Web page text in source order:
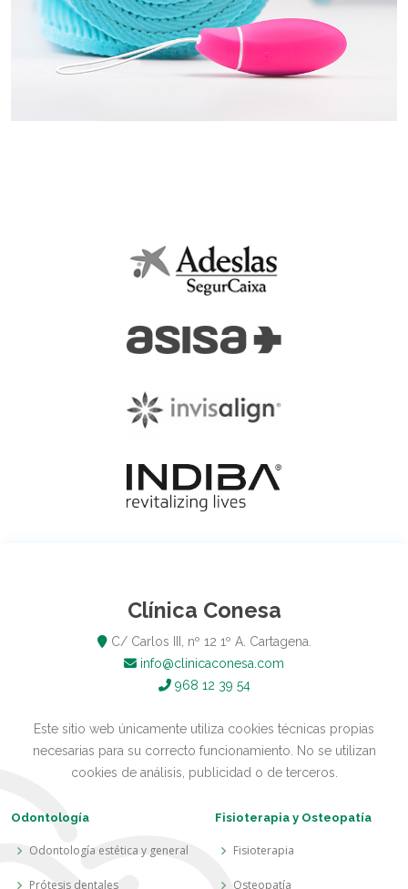
Clínica Conesa
C/ Carlos III, nº 12 1º A. Cartagena.
info@clinicaconesa.com
968 12 39 54
Este sitio web únicamente utiliza cookies técnicas propias
necesarias para su correcto funcionamiento. No se utilizan
cookies de análisis, publicidad o de terceros.
Odontología
Odontología estética y general
Prótesis dentales
Fisioterapia y Osteopatía
Fisioterapia
Osteopatía